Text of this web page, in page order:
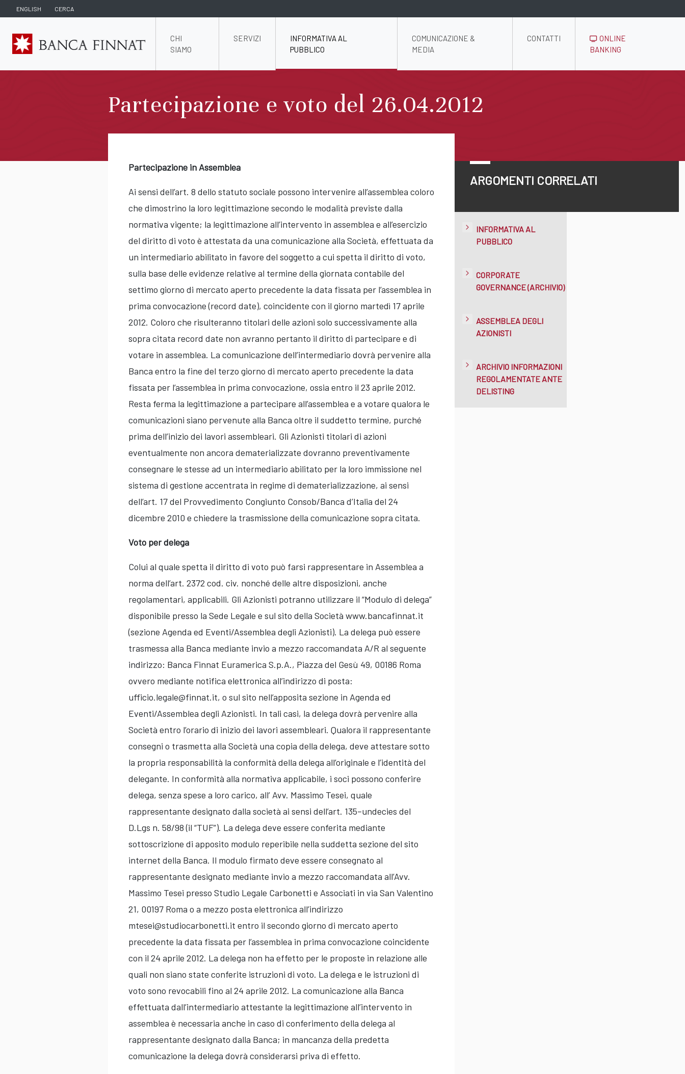
ENGLISH CERCA
CHI
SIAMO
SERVIZI
INFORMATIVA AL
PUBBLICO
COMUNICAZIONE &
MEDIA
CONTATTI
ONLINE
BANKING
Partecipazione e voto del 26.04.2012
Partecipazione in Assemblea
Ai sensi dell’art. 8 dello statuto sociale possono intervenire all’assemblea coloro
che dimostrino la loro legittimazione secondo le modalità previste dalla
normativa vigente; la legittimazione all’intervento in assemblea e all’esercizio
del diritto di voto è attestata da una comunicazione alla Società, effettuata da
un intermediario abilitato in favore del soggetto a cui spetta il diritto di voto,
sulla base delle evidenze relative al termine della giornata contabile del
settimo giorno di mercato aperto precedente la data fissata per l’assemblea in
prima convocazione (record date), coincidente con il giorno martedì 17 aprile
2012. Coloro che risulteranno titolari delle azioni solo successivamente alla
sopra citata record date non avranno pertanto il diritto di partecipare e di
votare in assemblea. La comunicazione dell’intermediario dovrà pervenire alla
Banca entro la fine del terzo giorno di mercato aperto precedente la data
fissata per l’assemblea in prima convocazione, ossia entro il 23 aprile 2012.
Resta ferma la legittimazione a partecipare all’assemblea e a votare qualora le
comunicazioni siano pervenute alla Banca oltre il suddetto termine, purché
prima dell’inizio dei lavori assembleari. Gli Azionisti titolari di azioni
eventualmente non ancora dematerializzate dovranno preventivamente
consegnare le stesse ad un intermediario abilitato per la loro immissione nel
sistema di gestione accentrata in regime di dematerializzazione, ai sensi
dell’art. 17 del Provvedimento Congiunto Consob/Banca d’Italia del 24
dicembre 2010 e chiedere la trasmissione della comunicazione sopra citata.
Voto per delega
Colui al quale spetta il diritto di voto può farsi rappresentare in Assemblea a
norma dell’art. 2372 cod. civ. nonché delle altre disposizioni, anche
regolamentari, applicabili. Gli Azionisti potranno utilizzare il “Modulo di delega”
disponibile presso la Sede Legale e sul sito della Società www.bancafinnat.it
(sezione Agenda ed Eventi/Assemblea degli Azionisti). La delega può essere
trasmessa alla Banca mediante invio a mezzo raccomandata A/R al seguente
indirizzo: Banca Finnat Euramerica S.p.A., Piazza del Gesù 49, 00186 Roma
ovvero mediante notifica elettronica all’indirizzo di posta:
ufficio.legale@finnat.it, o sul sito nell’apposita sezione in Agenda ed
Eventi/Assemblea degli Azionisti. In tali casi, la delega dovrà pervenire alla
Società entro l’orario di inizio dei lavori assembleari. Qualora il rappresentante
consegni o trasmetta alla Società una copia della delega, deve attestare sotto
la propria responsabilità la conformità della delega all’originale e l’identità del
delegante. In conformità alla normativa applicabile, i soci possono conferire
delega, senza spese a loro carico, all’ Avv. Massimo Tesei, quale
rappresentante designato dalla società ai sensi dell’art. 135–undecies del
D.Lgs n. 58/98 (il “TUF”). La delega deve essere conferita mediante
sottoscrizione di apposito modulo reperibile nella suddetta sezione del sito
internet della Banca. Il modulo firmato deve essere consegnato al
rappresentante designato mediante invio a mezzo raccomandata all’Avv.
Massimo Tesei presso Studio Legale Carbonetti e Associati in via San Valentino
21, 00197 Roma o a mezzo posta elettronica all’indirizzo
mtesei@studiocarbonetti.it entro il secondo giorno di mercato aperto
precedente la data fissata per l’assemblea in prima convocazione coincidente
con il 24 aprile 2012. La delega non ha effetto per le proposte in relazione alle
quali non siano state conferite istruzioni di voto. La delega e le istruzioni di
voto sono revocabili fino al 24 aprile 2012. La comunicazione alla Banca
effettuata dall’intermediario attestante la legittimazione all’intervento in
assemblea è necessaria anche in caso di conferimento della delega al
rappresentante designato dalla Banca; in mancanza della predetta
comunicazione la delega dovrà considerarsi priva di effetto.
ARGOMENTI CORRELATI
INFORMATIVA AL
PUBBLICO
CORPORATE
GOVERNANCE (ARCHIVIO)
ASSEMBLEA DEGLI
AZIONISTI
ARCHIVIO INFORMAZIONI
REGOLAMENTATE ANTE
DELISTING